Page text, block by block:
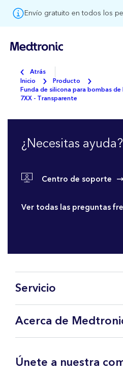
Envío gratuito en todos los
Atrás
Inicio
Producto
Funda de silicona para bombas
7XX - Transparente
¿Necesitas ayuda?
Centro de soporte
Ver todas las preguntas
Servicio
Mi cuenta
CareLink™ Personal
Contacta con nosotros
Acerca de
Sobre Medtronic
Únete a nuestra